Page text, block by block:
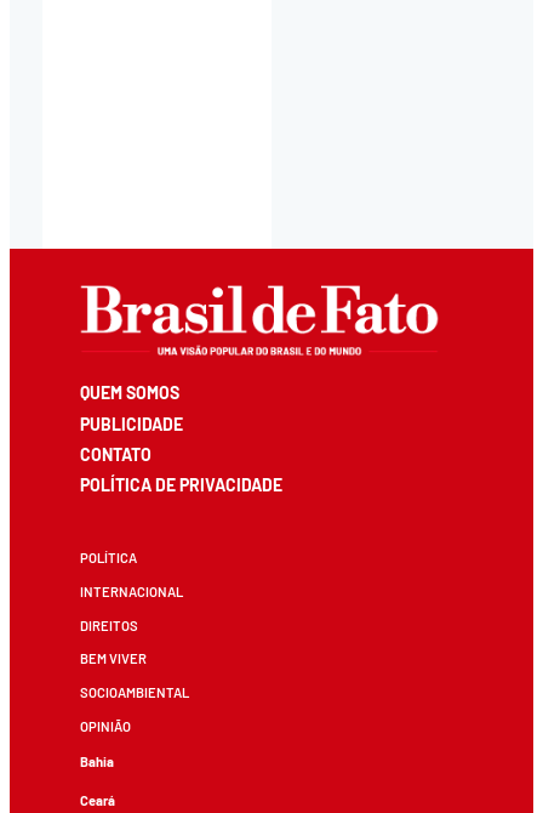
QUEM SOMOS
PUBLICIDADE
CONTATO
POLÍTICA DE PRIVACIDADE
POLÍTICA
INTERNACIONAL
DIREITOS
BEM VIVER
SOCIOAMBIENTAL
OPINIÃO
Bahia
Ceará